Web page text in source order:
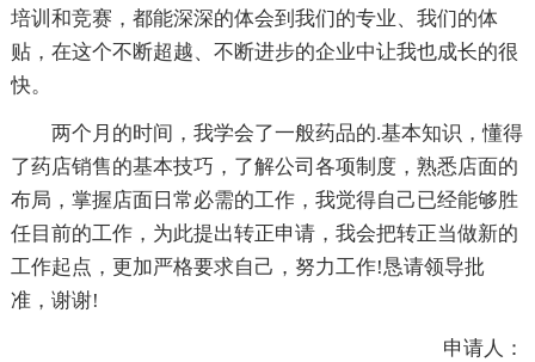
培训和竞赛，都能深深的体会到我们的专业、我们的体
贴，在这个不断超越、不断进步的企业中让我也成长的很
快。
两个月的时间，我学会了一般药品的.基本知识，懂得
了药店销售的基本技巧，了解公司各项制度，熟悉店面的
布局，掌握店面日常必需的工作，我觉得自己已经能够胜
任目前的工作，为此提出转正申请，我会把转正当做新的
工作起点，更加严格要求自己，努力工作!恳请领导批
准，谢谢!
申请人：